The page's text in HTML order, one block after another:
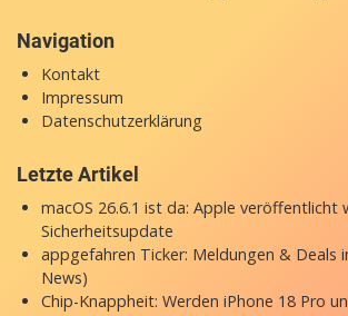
Navigation
Kontakt
Impressum
Datenschutzerklärung
Letzte Artikel
macOS 26.6.1 ist da: Apple veröffentlicht
Sicherheitsupdate
appgefahren Ticker: Meldungen & Deals
News)
Chip-Knappheit: Werden iPhone 18 Pro